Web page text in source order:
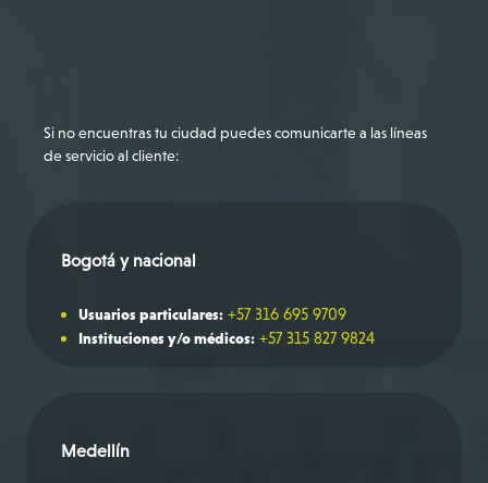
Si no encuentras tu ciudad puedes comunicarte a las líneas
de servicio al cliente:
Bogotá y nacional
Usuarios particulares: +57 316 695 9709
Instituciones y/o médicos: +57 315 827 9824
Medellín